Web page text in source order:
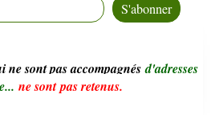
ne sont pas accompagnés d'adresses
ne sont pas retenus.